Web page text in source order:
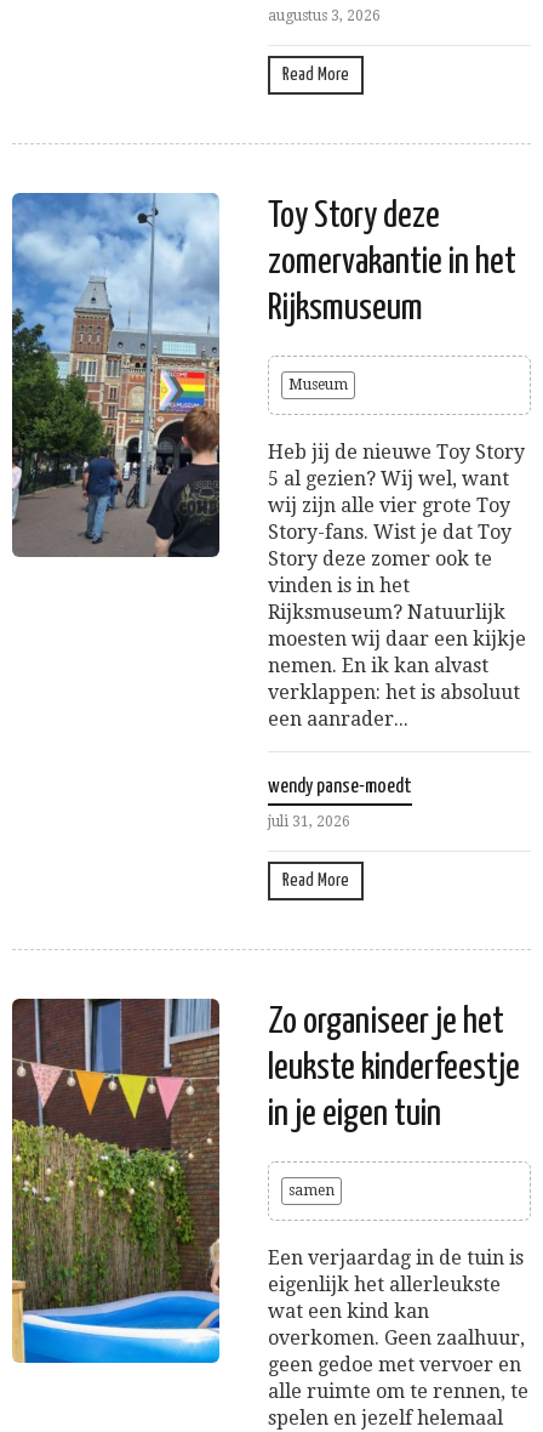
augustus 3, 2026
Read More
Toy Story deze
zomervakantie in het
Rijksmuseum
Museum
Heb jij de nieuwe Toy Story
5 al gezien? Wij wel, want
wij zijn alle vier grote Toy
Story-fans. Wist je dat Toy
Story deze zomer ook te
vinden is in het
Rijksmuseum? Natuurlijk
moesten wij daar een kijkje
nemen. En ik kan alvast
verklappen: het is absoluut
een aanrader...
wendy panse-moedt
juli 31, 2026
Read More
Zo organiseer je het
leukste kinderfeestje
in je eigen tuin
samen
Een verjaardag in de tuin is
eigenlijk het allerleukste
wat een kind kan
overkomen. Geen zaalhuur,
geen gedoe met vervoer en
alle ruimte om te rennen, te
spelen en jezelf helemaal